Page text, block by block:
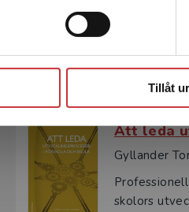
Tillåt
Vi är
hela kollegiet
Att leda
Gyllander
skolors